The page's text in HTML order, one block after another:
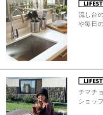
流し台
や毎日
チマチ
ショッ